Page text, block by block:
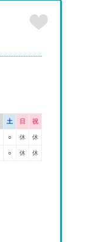
土 日 祝
○ 休 休
○ 休 休